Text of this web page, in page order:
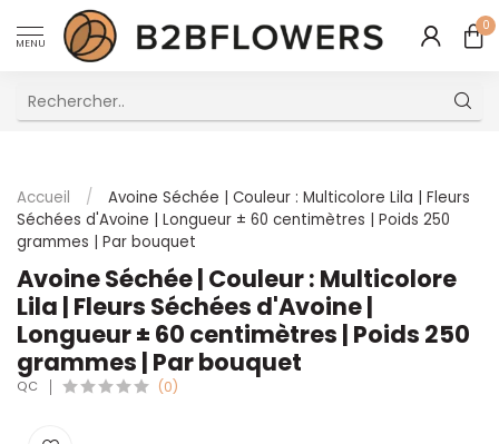
MENU
0
Accueil /
Avoine Séchée | Couleur : Multicolore Lila | Fleurs
Séchées d'Avoine | Longueur ± 60 centimètres | Poids 250
grammes | Par bouquet
Avoine Séchée | Couleur : Multicolore
Lila | Fleurs Séchées d'Avoine |
Longueur ± 60 centimètres | Poids 250
grammes | Par bouquet
QC (0)